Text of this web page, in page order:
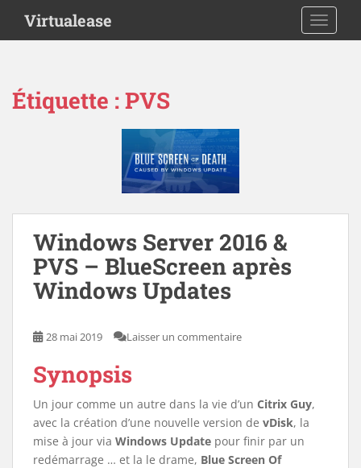
i
Virtualease
Étiquette :PVS
Windows Server 2016 &
PVS – BlueScreen après
Windows Updates
28 mai 2019 Laisser un commentaire
Synopsis
Un jour comme un autre dans la vie d’un Citrix Guy,
avec la création d’une nouvelle version de vDisk, la
mise à jour via Windows Update pour finir par un
redémarrage … et la le drame, Blue Screen Of